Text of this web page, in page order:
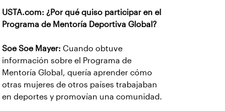
USTA.com: ¿Por qué quiso participar en el
Programa de Mentoría Deportiva Global?
Soe Soe Mayer: Cuando obtuve
información sobre el Programa de
Mentoría Global, quería aprender cómo
otras mujeres de otros países trabajaban
en deportes y promovían una comunidad.